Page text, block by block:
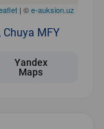
| ©e-auksion.uz
MFY
Yandex
Maps